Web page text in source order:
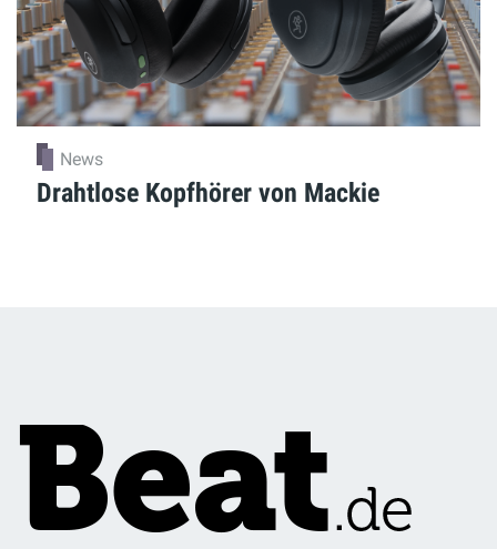
News
Drahtlose Kopfhörer von Mackie